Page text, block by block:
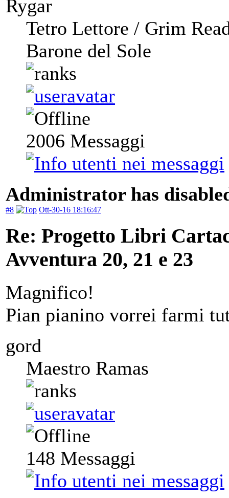
Rygar
Tetro Lettore / Grim
Barone del Sole
2006 Messaggi
Administrator has
#8 Ott-30-16 18:16:47
Re: Progetto Libri
Avventura 20, 21 e 23
Magnifico!
Pian pianino vorrei farmi
gord
Maestro Ramas
148 Messaggi